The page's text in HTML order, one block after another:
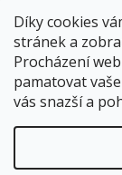
Díky cookies
stránek a
Procházení
pamatovat
vás snazší a
Popis